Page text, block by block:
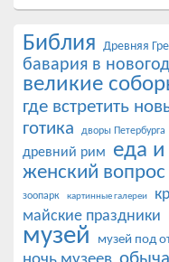
Библия Древняя
бавария в
великие
где встретить
готика дворы Петербурга
древний рим еда
женский вопрос
зоопарк картинные галереи
майские праздники
музей музей под